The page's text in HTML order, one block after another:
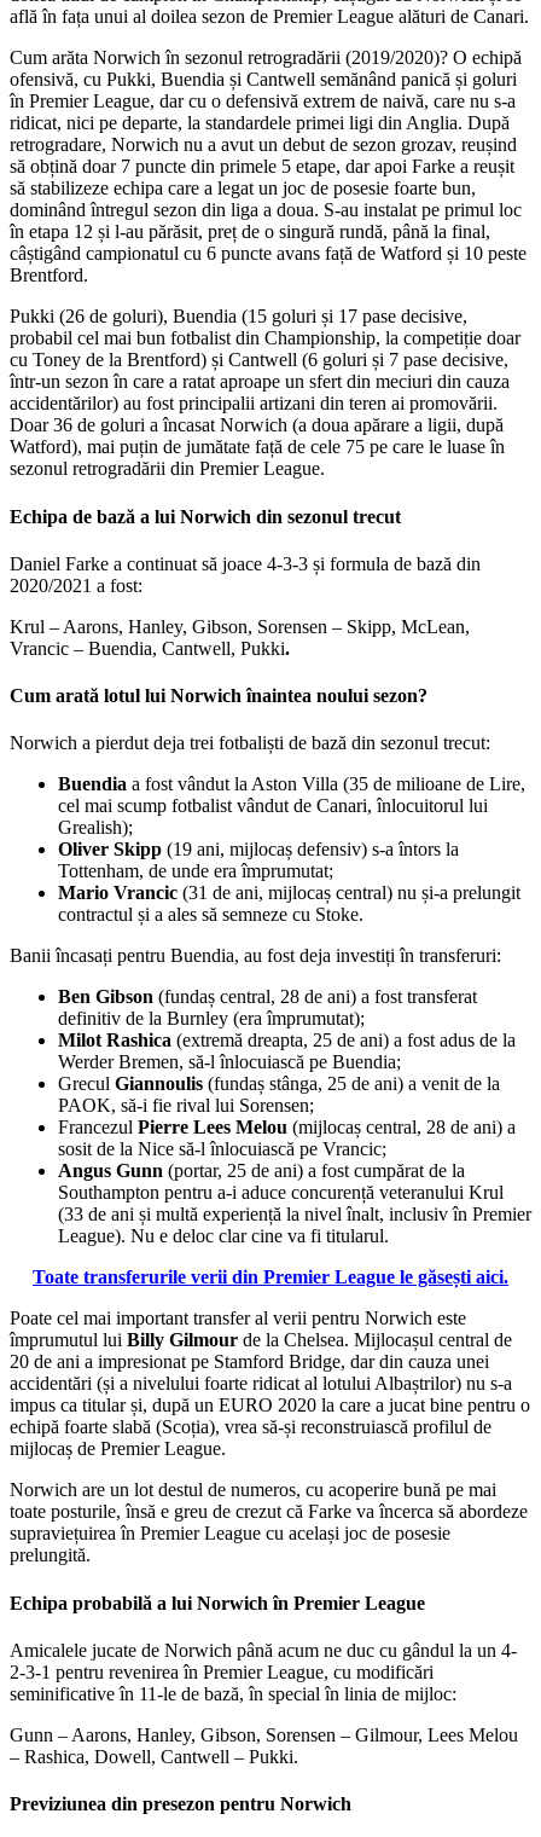
află în fața unui al doilea sezon de Premier League alături de Canari.
Cum arăta Norwich în sezonul retrogradării (2019/2020)? O echipă
ofensivă, cu Pukki, Buendia și Cantwell semănând panică și goluri
în Premier League, dar cu o defensivă extrem de naivă, care nu s-a
ridicat, nici pe departe, la standardele primei ligi din Anglia. După
retrogradare, Norwich nu a avut un debut de sezon grozav, reușind
să obțină doar 7 puncte din primele 5 etape, dar apoi Farke a reușit
să stabilizeze echipa care a legat un joc de posesie foarte bun,
dominând întregul sezon din liga a doua. S-au instalat pe primul loc
în etapa 12 și l-au părăsit, preț de o singură rundă, până la final,
câștigând campionatul cu 6 puncte avans față de Watford și 10 peste
Brentford.
Pukki (26 de goluri), Buendia (15 goluri și 17 pase decisive,
probabil cel mai bun fotbalist din Championship, la competiție doar
cu Toney de la Brentford) și Cantwell (6 goluri și 7 pase decisive,
într-un sezon în care a ratat aproape un sfert din meciuri din cauza
accidentărilor) au fost principalii artizani din teren ai promovării.
Doar 36 de goluri a încasat Norwich (a doua apărare a ligii, după
Watford), mai puțin de jumătate față de cele 75 pe care le luase în
sezonul retrogradării din Premier League.
Echipa de bază a lui Norwich din sezonul trecut
Daniel Farke a continuat să joace 4-3-3 și formula de bază din
2020/2021 a fost:
Krul – Aarons, Hanley, Gibson, Sorensen – Skipp, McLean,
Vrancic – Buendia, Cantwell, Pukki.
Cum arată lotul lui Norwich înaintea noului sezon?
Norwich a pierdut deja trei fotbaliști de bază din sezonul trecut:
Buendia a fost vândut la Aston Villa (35 de milioane de Lire,
cel mai scump fotbalist vândut de Canari, înlocuitorul lui
Grealish);
Oliver Skipp (19 ani, mijlocaș defensiv) s-a întors la
Tottenham, de unde era împrumutat;
Mario Vrancic (31 de ani, mijlocaș central) nu și-a prelungit
contractul și a ales să semneze cu Stoke.
Banii încasați pentru Buendia, au fost deja investiți în transferuri:
Ben Gibson (fundaș central, 28 de ani) a fost transferat
definitiv de la Burnley (era împrumutat);
Milot Rashica (extremă dreapta, 25 de ani) a fost adus de la
Werder Bremen, să-l înlocuiască pe Buendia;
Grecul Giannoulis (fundaș stânga, 25 de ani) a venit de la
PAOK, să-i fie rival lui Sorensen;
Francezul Pierre Lees Melou (mijlocaș central, 28 de ani) a
sosit de la Nice să-l înlocuiască pe Vrancic;
Angus Gunn (portar, 25 de ani) a fost cumpărat de la
Southampton pentru a-i aduce concurență veteranului Krul
(33 de ani și multă experiență la nivel înalt, inclusiv în Premier
League). Nu e deloc clar cine va fi titularul.
Toate transferurile verii din Premier League le găsești aici.
Poate cel mai important transfer al verii pentru Norwich este
împrumutul lui Billy Gilmour de la Chelsea. Mijlocașul central de
20 de ani a impresionat pe Stamford Bridge, dar din cauza unei
accidentări (și a nivelului foarte ridicat al lotului Albaștrilor) nu s-a
impus ca titular și, după un EURO 2020 la care a jucat bine pentru o
echipă foarte slabă (Scoția), vrea să-și reconstruiască profilul de
mijlocaș de Premier League.
Norwich are un lot destul de numeros, cu acoperire bună pe mai
toate posturile, însă e greu de crezut că Farke va încerca să abordeze
supraviețuirea în Premier League cu același joc de posesie
prelungită.
Echipa probabilă a lui Norwich în Premier League
Amicalele jucate de Norwich până acum ne duc cu gândul la un 4-
2-3-1 pentru revenirea în Premier League, cu modificări
seminificative în 11-le de bază, în special în linia de mijloc:
Gunn – Aarons, Hanley, Gibson, Sorensen – Gilmour, Lees Melou
– Rashica, Dowell, Cantwell – Pukki.
Previziunea din presezon pentru Norwich